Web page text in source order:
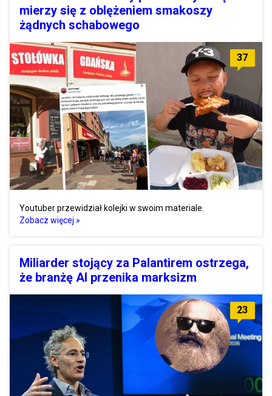
mierzy się z oblężeniem smakoszy
żądnych schabowego
37
Youtuber przewidział kolejki w swoim materiale.
Zobacz więcej »
Miliarder stojący za Palantirem ostrzega,
że branżę AI przenika marksizm
23